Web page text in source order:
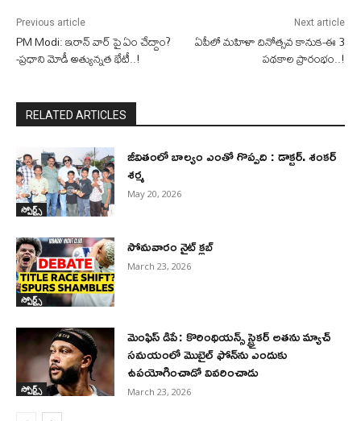
Previous article
PM Modi: ఇరాన్ వార్ పై ఏం చేద్దాం?
-ప్రధాని మోడీ అత్యున్నత భేటీ..!
Next article
ఏపీలో మహిళా దినోత్సవ కానుక-ఈ 3
పథకాల ప్రారంభం..!
RELATED ARTICLES
స్పోర్ట్స్
జీవితంలో బాల్యం ఎంతో గొప్పది : డాక్టర్. శంకర్
శర్మ
May 20, 2026
స్పోర్ట్స్
సోమవారం నైట్ క్లబ్
March 23, 2026
స్పోర్ట్స్
మెంఫిస్ డిపే: కొరింథియన్స్ స్ట్రైకర్ అతను మ్యాచ్
సమయంలో మొబైల్ ఫోన్‌ను ఎందుకు
ఉపయోగించాడో వివరించాడు
March 23, 2026